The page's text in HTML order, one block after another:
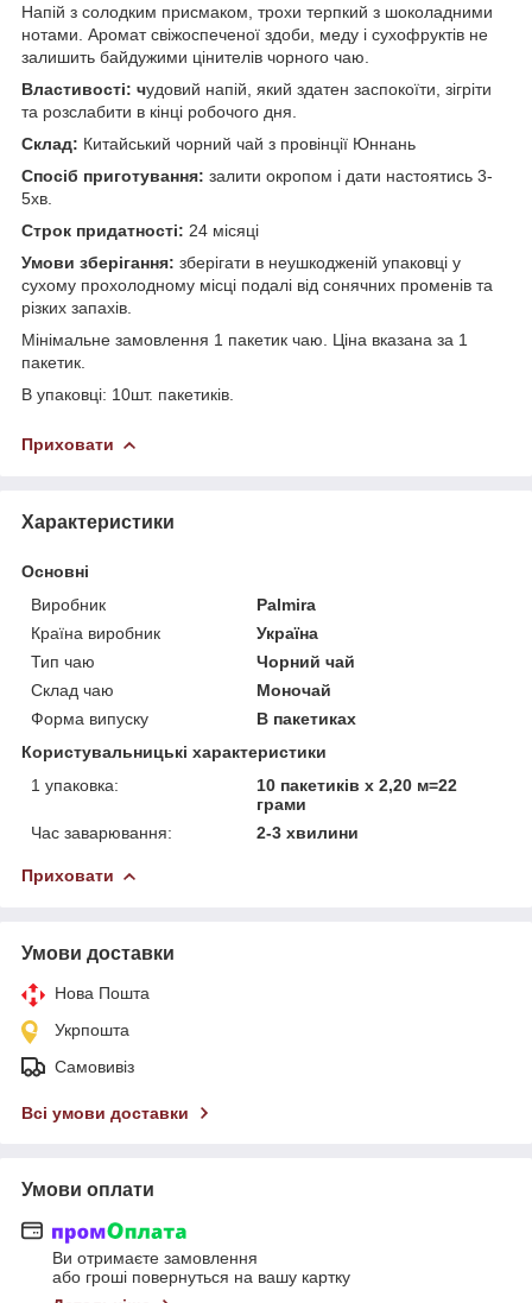
Напій з солодким присмаком, трохи терпкий з шоколадними
нотами. Аромат свіжоспеченої здоби, меду і сухофруктів не
залишить байдужими цінителів чорного чаю.
Властивості: чудовий напій, який здатен заспокоїти, зігріти
та розслабити в кінці робочого дня.
Склад: Китайський чорний чай з провінції Юннань
Спосіб приготування: залити окропом і дати настоятись 3-
5хв.
Строк придатності: 24 місяці
Умови зберігання: зберігати в неушкодженій упаковці у
сухому прохолодному місці подалі від сонячних променів та
різких запахів.
Мінімальне замовлення 1 пакетик чаю. Ціна вказана за 1
пакетик.
В упаковці: 10шт. пакетиків.
Приховати
Характеристики
Основні
Виробник
Palmira
Країна виробник
Україна
Тип чаю
Чорний чай
Склад чаю
Моночай
Форма випуску
В пакетиках
Користувальницькі характеристики
1 упаковка:
10 пакетиків х 2,20 м=22
грами
Час заварювання:
2-3 хвилини
Приховати
Умови доставки
Нова Пошта
Укрпошта
Самовивіз
Всі умови доставки
Умови оплати
Ви отримаєте замовлення
або гроші повернуться на вашу картку